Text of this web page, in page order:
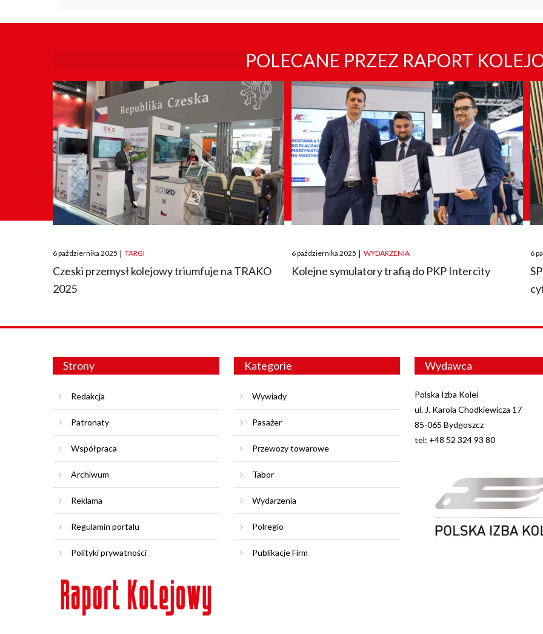
POLECANE PRZEZ RAPORT
Posted
on
6 października 2025 | TARGI
Czeski przemysł kolejowy triumfuje na TRAKO
2025
Posted
on
6 października 2025 | WYDARZENIA
Kolejne symulatory trafią do PKP Intercity
on
6
Strony
Redakcja
Patronaty
Współpraca
Archiwum
Reklama
Regulamin portalu
Polityki prywatności
Kategorie
Wywiady
Pasażer
Przewozy towarowe
Tabor
Wydarzenia
Polregio
Publikacje Firm
Wydawca
Polska Izba Kolei
ul. J. Karola Chodkiewicza 17
85-065 Bydgoszcz
tel: +48 52 324 93 80